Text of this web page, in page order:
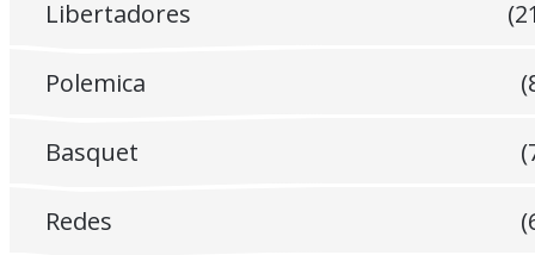
Libertadores
Polemica
Basquet
Redes